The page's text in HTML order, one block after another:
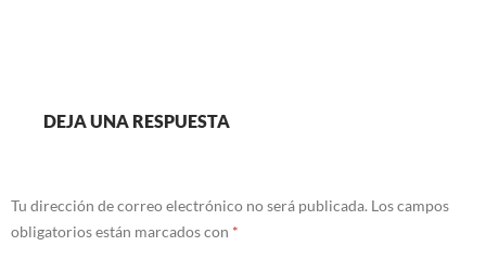
DEJA UNA RESPUESTA
Tu dirección de correo electrónico no será publicada. Los campos
obligatorios están marcados con *